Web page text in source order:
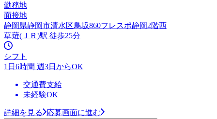
勤務地
面接地
静岡県静岡市清水区鳥坂860フレスポ静岡2階西
草薙(ＪＲ)駅 徒歩25分
シフト
1日6時間 週3日からOK
交通費支給
未経験OK
詳細を見る 応募画面に進む